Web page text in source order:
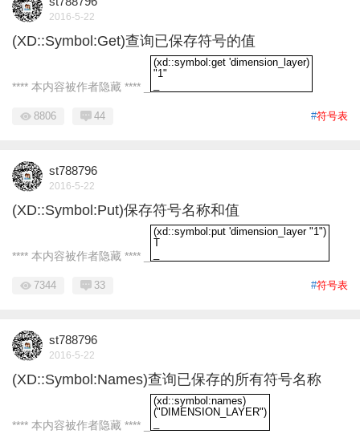
2016-5-22
(XD::Symbol:Get)查询已保存符号的值
**** 本内容被作者隐藏 **** _
(xd::symbol:get 'dimension_layer)
"1"
(xd::symbol:get 'dimension_layer)"1"_
#符号表
8806 44
st788796
2016-5-22
(XD::Symbol:Put)保存符号名称和值
**** 本内容被作者隐藏 **** _
(xd::symbol:put 'dimension_layer "1")
(xd::symbol:put 'dimension_layer "1")T_
#符号表
7344 33
st788796
2016-5-22
(XD::Symbol:Names)查询已保存的所有符号名称
**** 本内容被作者隐藏 **** _
(xd::symbol:names)
("DIMENSION_LAYER")